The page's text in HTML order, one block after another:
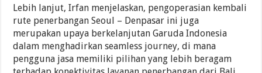
Lebih lanjut, Irfan menjelaskan, pengoperasian kembali
rute penerbangan Seoul – Denpasar ini juga
merupakan upaya berkelanjutan Garuda Indonesia
dalam menghadirkan seamless journey, di mana
pengguna jasa memiliki pilihan yang lebih beragam